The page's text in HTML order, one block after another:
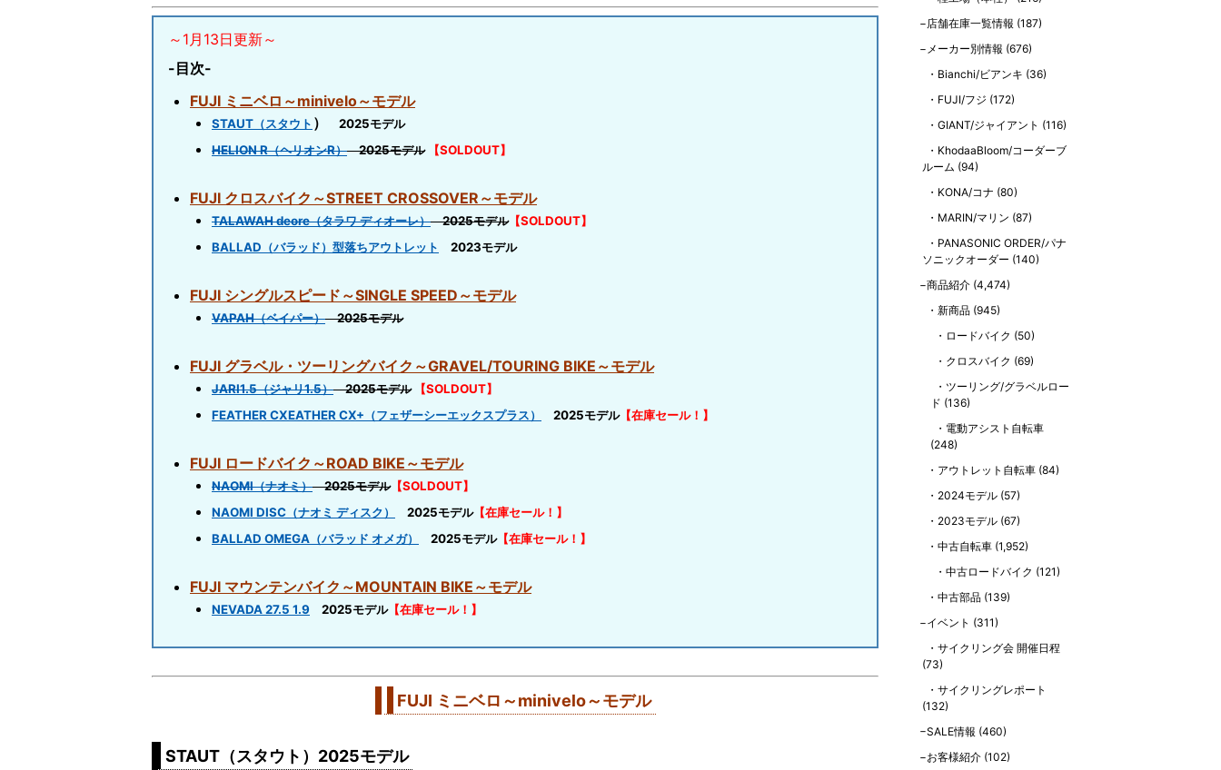
～1月13日更新～
-目次-
FUJI ミニベロ～minivelo～モデル
STAUT（スタウト ）
2025モデル
HELION R（ヘリオンR）2025モデル 【SOLDOUT】
FUJI クロスバイク～STREET CROSSOVER～モデル
TALAWAH deore（タラワ ディオーレ）2025モデル【SOLDOUT】
BALLAD（バラッド）型落ちアウトレット
2023モデル
FUJI シングルスピード～SINGLE SPEED～モデル
VAPAH（ベイパー）2025モデル
FUJI グラベル・ツーリングバイク～GRAVEL/TOURING BIKE～モデル
JARI1.5（ジャリ1.5）2025モデル
【SOLDOUT】
FEATHER CXEATHER CX+（フェザーシーエックスプラス）
2025モデル【在庫セール！】
FUJI ロードバイク～ROAD BIKE～モデル
NAOMI（ナオミ）2025モデル【SOLDOUT】
NAOMI DISC（ナオミ ディスク）
2025モデル【在庫セール！】
BALLAD OMEGA（バラッド オメガ）
2025モデル【在庫セール！】
FUJI マウンテンバイク～MOUNTAIN BIKE～モデル
NEVADA 27.5 1.9 2025モデル【在庫セール！】
FUJI ミニベロ～minivelo～モデル
STAUT（スタウト）2025モデル
店舗在庫一覧情報 (187)
メーカー別情報 (676)
Bianchi/ビアンキ (36)
FUJI/フジ (172)
GIANT/ジャイアント (116)
KhodaaBloom/コーダーブ
ルーム (94)
KONA/コナ (80)
MARIN/マリン (87)
PANASONIC ORDER/パナ
ソニックオーダー (140)
商品紹介 (4,474)
新商品 (945)
ロードバイク (50)
クロスバイク (69)
ツーリング/グラベルロー
ド (136)
電動アシスト自転車
(248)
アウトレット自転車 (84)
2024モデル (57)
2023モデル (67)
中古自転車 (1,952)
中古ロードバイク (121)
中古部品 (139)
イベント (311)
サイクリング会 開催日程
(73)
サイクリングレポート
(132)
SALE情報 (460)
お客様紹介 (102)